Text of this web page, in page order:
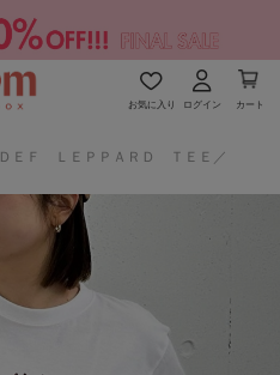
お気に入り ログイン カート
ＤＥＦ ＬＥＰＰＡＲＤ ＴＥＥ／